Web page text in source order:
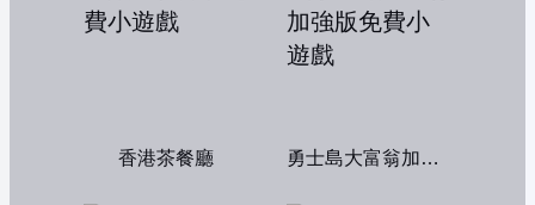
香港茶餐廳 勇士島大富翁加強版